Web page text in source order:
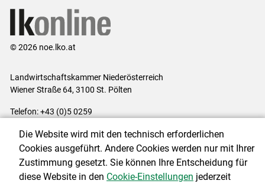
© 2026 noe.lko.at
Landwirtschaftskammer Niederösterreich
Wiener Straße 64, 3100 St. Pölten
Telefon: +43 (0)5 0259
Impressum|Kontakt|Datenschutzerklärung|Barrierefreiheit|
Cookie-Einstellungen
Die Website wird mit den technisch erforderlichen
Cookies ausgeführt. Andere Cookies werden nur mit Ihrer
Zustimmung gesetzt. Sie können Ihre Entscheidung für
diese Website in den Cookie-Einstellungen jederzeit